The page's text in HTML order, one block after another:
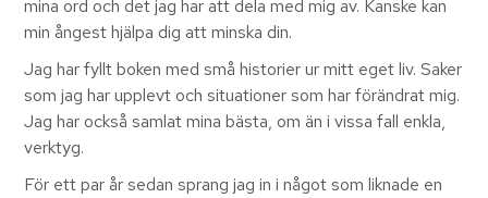
mina ord och det jag har att dela med mig av. Kanske kan
min ångest hjälpa dig att minska din.
Jag har fyllt boken med små historier ur mitt eget liv. Saker
som jag har upplevt och situationer som har förändrat mig.
Jag har också samlat mina bästa, om än i vissa fall enkla,
verktyg.
För ett par år sedan sprang jag in i något som liknade en